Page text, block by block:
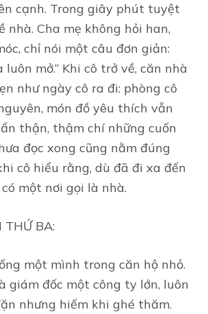
cạnh. Trong giây phút tuyệt
nhà. Cha mẹ không hỏi han,
chỉ nói một câu đơn giản:
luôn mở.” Khi cô trở về, căn nhà
như ngày cô ra đi: phòng cô
món đồ yêu thích vẫn
thận, thậm chí những cuốn
đọc xong cũng nằm đúng
cô hiểu rằng, dù đã đi xa đến
một nơi gọi là nhà.
THỨ BA:
một mình trong căn hộ nhỏ.
giám đốc một công ty lớn, luôn
nhưng hiếm khi ghé thăm.